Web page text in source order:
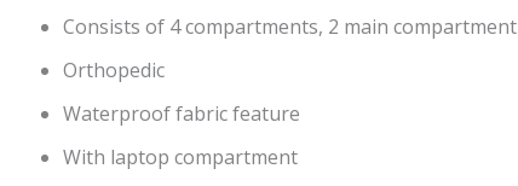
Consists of 4 compartments, 2 main compartment
Orthopedic
Waterproof fabric feature
With laptop compartment